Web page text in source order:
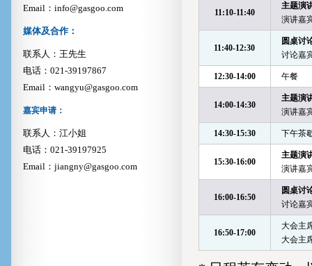
Email：info@gasgoo.com
媒体及合作：
联系人：王先生
电话：021-39197867
Email：wangyu@gasgoo.com
嘉宾申请：
联系人：江小姐
电话：021-39197925
Email：jiangny@gasgoo.com
11:10-11:40
主题演
演讲嘉
11:40-12:30
圆桌讨
讨论嘉
12:30-14:00 午餐
14:00-14:30
主题演
演讲嘉
14:30-15:30 下午茶
15:30-16:00
主题演
演讲嘉
16:00-16:50
圆桌讨
讨论嘉
16:50-17:00
大会主
大会主
赵总
吉利集团副总裁兼汽车研
陈总